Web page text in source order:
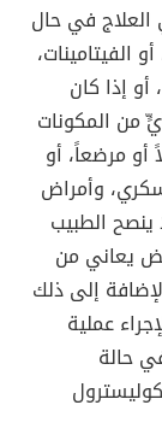
العلاج في حال
الفيتامينات،
أو إذا كان
من المكونات
مرضعاً، أو
وأمراض
ينصح الطبيب
يعاني من
إلى ذلك
عملية
حالة